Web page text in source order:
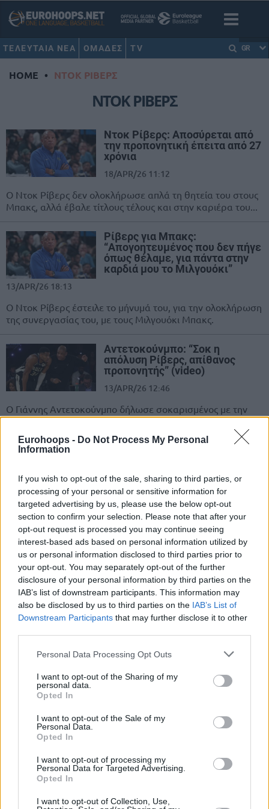
Eurohoops - Do Not Process My Personal
Information
If you wish to opt-out of the sale, sharing to third parties, or
processing of your personal or sensitive information for
targeted advertising by us, please use the below opt-out
section to confirm your selection. Please note that after your
opt-out request is processed you may continue seeing
interest-based ads based on personal information utilized by
us or personal information disclosed to third parties prior to
your opt-out. You may separately opt-out of the further
disclosure of your personal information by third parties on the
IAB’s list of downstream participants. This information may
also be disclosed by us to third parties on the IAB’s List of
Downstream Participants that may further disclose it to other
Please note that this website/app uses one or more Google
not limited to your visit or usage behaviour. You may click to
grant or deny consent to Google and its third-party tags to
use your data for below specified purposes in below Google
consent section.
Personal Data Processing Opt Outs
I want to opt-out of the Sharing of my
personal data.
Opted In
I want to opt-out of the Sale of my
Personal Data.
Opted In
I want to opt-out of processing my
Personal Data for Targeted Advertising.
Opted In
I want to opt-out of Collection, Use,
ΤΕΛΕΥΤΑΙΑ ΝΕΑ ΟΜΑΔΕΣ TV GR
HOME • ΝΤΟΚ ΡΙΒΕΡΣ
ΝΤΟΚ ΡΙΒΕΡΣ
Ντοκ Ρίβερς: Αποσύρεται από
την προπονητική έπειτα από 27
χρόνια
18/APR/26 11:12
Ο Ντοκ Ρίβερς δεν ολοκλήρωσε απλά τη θητεία του στους
Μπακς, αλλά έβαλε τίτλους τέλους και στην καριέρα του...
Ρίβερς για Μπακς:
“Απογοητευμένος που δεν πήγε
όπως θέλαμε, για πάντα στην
καρδιά μου το Μιλγουόκι”
13/APR/26 18:13
Ο Ντοκ Ρίβερς έστειλε το μήνυμά του, για την ολοκλήρωση
της συνεργασίας του, με τους Μιλγουόκι Μπακς.
Αντετοκούνμπο: “Σοκ η
απόλυση Ρίβερς, απίθανος
προπονητής” (video)
13/APR/26 12:46
Ο Γιάννης Αντετοκούνμπο δήλωσε σοκαρισμένος με την
απομάκρυνση του Ντοκ Ρίβερς από τον πάγκο των Μπακς.
Παρελθόν ο Ντοκ Ρίβερς από τον
πάγκο των Μπακς.
Ρίβερς για Γιάννη: “Δεν είναι
ακόμα υγιής” – Νέα συντριβή
για Μπακς από Μπλέιζερς
26/MAR/26 07:35
Ο Γιάννης Αντετοκούνμπο δεν αγωνίστηκε σε πέμπτο
συνεχόμενο παιχνίδι κι ο Ντοκ Ρίβερς δήλωσε πως, ακόμα
δεν είναι υγιής...
στην επιστροφή, αλλά δεν ξέρω
02/MAR/26 09:04
Ιανουαρίου και ο Ντοκ Ρίβερς δεν μπορεί να πει με...
Σαμς Σαράνια: “Ο Γιάννης θέλει
να τον… ανταλλάξει” (Video)
Ο Ντοκ Ρίβερς είχε όρεξη για... τρολάρισμα, σχετικά με το